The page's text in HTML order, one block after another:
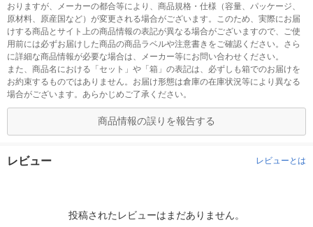
おりますが、メーカーの都合等により、商品規格・仕様（容量、パッケージ、
原材料、原産国など）が変更される場合がございます。このため、実際にお届
けする商品とサイト上の商品情報の表記が異なる場合がございますので、ご使
用前には必ずお届けした商品の商品ラベルや注意書きをご確認ください。さら
に詳細な商品情報が必要な場合は、メーカー等にお問い合わせください。
また、商品名における「セット」や「箱」の表記は、必ずしも箱でのお届けを
お約束するものではありません。お届け形態は倉庫の在庫状況等により異なる
場合がございます。あらかじめご了承ください。
商品情報の誤りを報告する
レビュー レビューとは
投稿されたレビューはまだありません。